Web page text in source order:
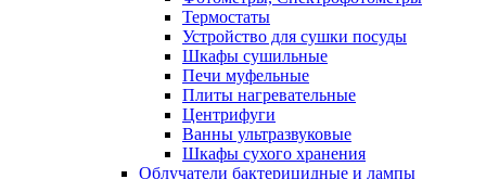
Термостаты
Устройство для сушки посуды
Шкафы сушильные
Печи муфельные
Плиты нагревательные
Центрифуги
Ванны ультразвуковые
Шкафы сухого хранения
Облучатели бактерицидные и лампы